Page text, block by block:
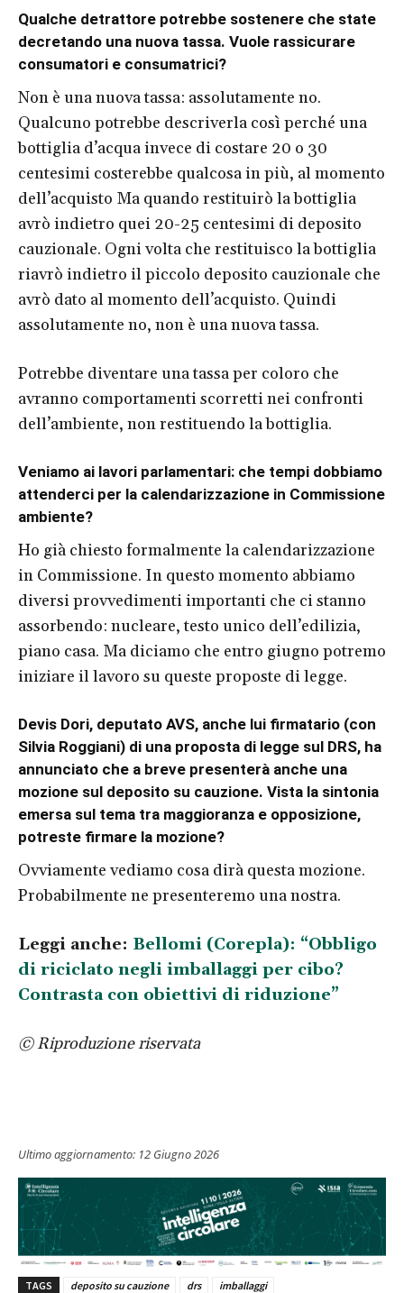
Qualche detrattore potrebbe sostenere che state
decretando una nuova tassa. Vuole rassicurare
consumatori e consumatrici?
Non è una nuova tassa: assolutamente no.
Qualcuno potrebbe descriverla così perché una
bottiglia d’acqua invece di costare 20 o 30
centesimi costerebbe qualcosa in più, al momento
dell’acquisto Ma quando restituirò la bottiglia
avrò indietro quei 20-25 centesimi di deposito
cauzionale. Ogni volta che restituisco la bottiglia
riavrò indietro il piccolo deposito cauzionale che
avrò dato al momento dell’acquisto. Quindi
assolutamente no, non è una nuova tassa.
Potrebbe diventare una tassa per coloro che
avranno comportamenti scorretti nei confronti
dell’ambiente, non restituendo la bottiglia.
Veniamo ai lavori parlamentari: che tempi dobbiamo
attenderci per la calendarizzazione in Commissione
ambiente?
Ho già chiesto formalmente la calendarizzazione
in Commissione. In questo momento abbiamo
diversi provvedimenti importanti che ci stanno
assorbendo: nucleare, testo unico dell’edilizia,
piano casa. Ma diciamo che entro giugno potremo
iniziare il lavoro su queste proposte di legge.
Devis Dori, deputato AVS, anche lui firmatario (con
Silvia Roggiani) di una proposta di legge sul DRS, ha
annunciato che a breve presenterà anche una
mozione sul deposito su cauzione. Vista la sintonia
emersa sul tema tra maggioranza e opposizione,
potreste firmare la mozione?
Ovviamente vediamo cosa dirà questa mozione.
Probabilmente ne presenteremo una nostra.
Leggi anche: Bellomi (Corepla): “Obbligo
di riciclato negli imballaggi per cibo?
Contrasta con obiettivi di riduzione”
© Riproduzione riservata
Ultimo aggiornamento: 12 Giugno 2026
TAGS deposito su cauzione drs imballaggi